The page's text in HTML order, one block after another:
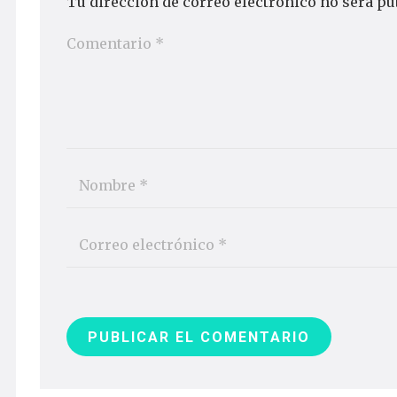
PUBLICAR EL COMENTARIO